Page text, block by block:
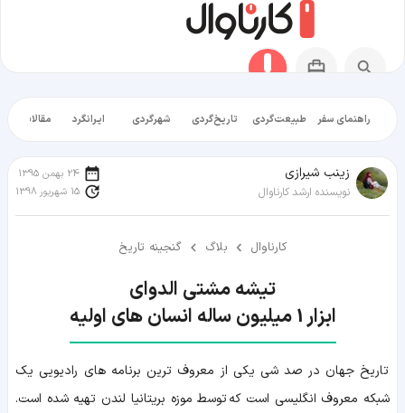
راهنمای سفر طبیعت‌گردی تاریخ‌گردی شهرگردی ایرانگرد مقالات
زينب شيرازی
نویسنده ارشد کارناوال
24 بهمن 1395
15 شهریور 1398
کارناوال بلاگ گنجینه تاریخ
ابزار 1 میلیون ساله انسان های اولیه
تاریخ جهان در صد شی یکی از معروف ترین برنامه های رادیویی یک
شبکه معروف انگلیسی است که توسط موزه بریتانیا لندن تهیه شده است.